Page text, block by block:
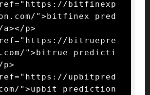
bitfinexp
">bitfinex pred
p>
bitruepre
">bitrue predicti
p>
upbitpred
">upbit prediction